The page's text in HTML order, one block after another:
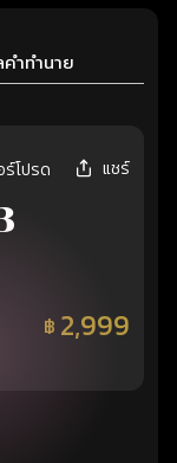
ำทำนาย
ร์โปรด แชร์
฿ 2,999